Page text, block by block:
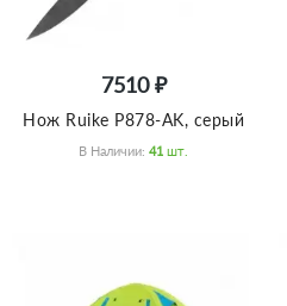
7510 ₽
Нож Ruike P878-AK, серый
В Наличии: 41 Шт.